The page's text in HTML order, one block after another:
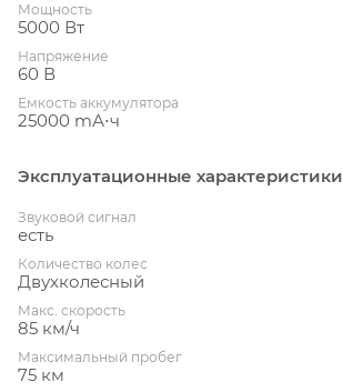
Мощность
5000 Вт
Напряжение
60 В
Емкость аккумулятора
25000 mА⋅ч
Эксплуатационные характеристики
Звуковой сигнал
есть
Количество колес
Двухколесный
Макс. скорость
85 км/ч
Максимальный пробег
75 км